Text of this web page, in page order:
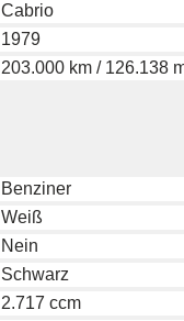
Cabrio
1979
203.000 km / 126.138
Benziner
Weiß
Nein
Schwarz
2.717 ccm